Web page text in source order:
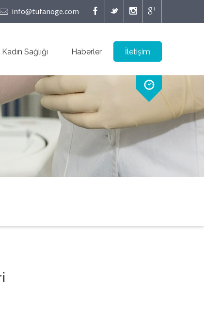
info@tufanoge.com
Kadın Sağlığı Haberler İletişim